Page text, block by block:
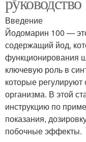
Введение
Йодомарин 100 —
содержащий йод,
функционирования
ключевую роль в
которые
организма. В этой
инструкцию по
показания,
побочные эффекты.